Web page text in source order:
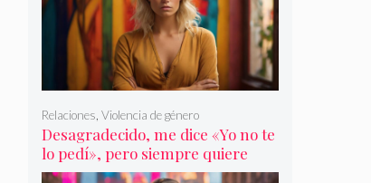
Desagradecido, me dice «Yo no te
lo pedí», pero siempre quiere
más
Relaciones Violencia de género